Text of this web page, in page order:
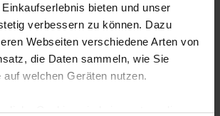
bieten und unser
verbessern zu können. Dazu
Webseiten verschiedene Arten von
die Daten sammeln, wie Sie
auf welchen Geräten nutzen.
Cookies sind eine notwendige